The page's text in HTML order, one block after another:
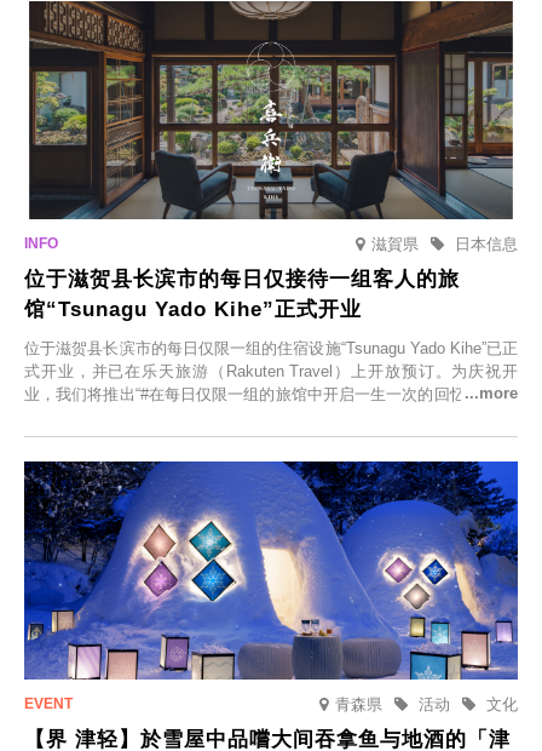
滋賀県 日本信息
位于滋贺县长滨市的每日仅接待一组客人的旅
馆“Tsunagu Yado Kihe”正式开业
位于滋贺县长滨市的每日仅限一组的住宿设施“Tsunagu Yado Kihe”已正
式开业，并已在乐天旅游（Rakuten Travel）上开放预订。为庆祝开
业，我们将推出“#在每日仅限一组的旅馆中开启一生一次的回忆之旅”活
在此与重要之人共度一段难忘的特别时光。
青森県 文化
活动
【界 津轻】於雪屋中品嚐大间吞拿鱼与地酒的「津